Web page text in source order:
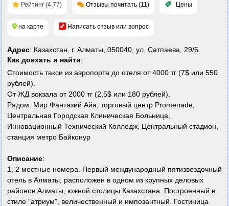
Рейтинг (4.77) Отзывы почитать (11) Цены
на карте Написать отзыв или вопрос
Адрес: Казахстан, г. Алматы, 050040, ул. Сатпаева, 29/6
Как доехать и найти:
Стоимость такси из аэропорта до отеля от 4000 тг (7$ или 550
рублей).
От ЖД вокзала от 2000 тг (2,5$ или 180 рублей).
Рядом: Мир Фантазий Айя, торговый центр Promenade,
Центральная Городская Клиническая Больница,
Инновационный Технический Колледж, Центральный стадион,
станция метро Байконур
Описание:
1, 2 местные номера. Первый международный пятизвездочный
отель в Алматы, расположен в одном из крупных деловых
районов Алматы, южной столицы Казахстана. Построенный в
стиле "атриум", величественный и импозантный. Гостиница